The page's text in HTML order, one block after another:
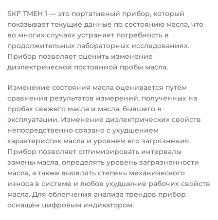
SKF TMEH 1 — это портативный прибор, который
показывает текущие данные по состоянию масла, что
во многих случаях устраняет потребность в
продолжительных лабораторных исследованиях.
Прибор позволяет оценить изменение
диэлектрической постоянной пробы масла.
Изменение состояния масла оценивается путём
сравнения результатов измерений, полученных на
пробах свежего масла и масла, бывшего в
эксплуатации. Изменение диэлектрических свойств
непосредственно связано с ухудшением
характеристик масла и уровнем его загрязнения.
Прибор позволяет оптимизировать интервалы
замены масла, определять уровень загрязнённости
масла, а также выявлять степень механического
износа в системе и любое ухудшение рабочих свойств
масла. Для облегчения анализа трендов прибор
оснащён цифровым индикатором.